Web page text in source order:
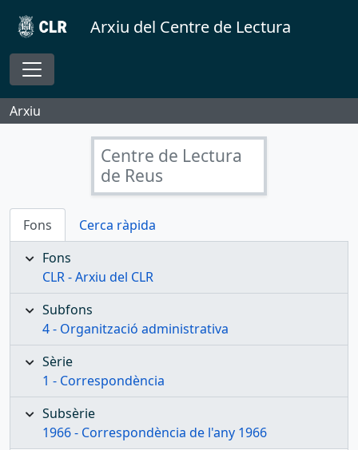
Skip to main content
Arxiu del Centre de Lectura
Toggle navigation
Arxiu
Centre de Lectura
de Reus
Fons
Cerca ràpida
Fons
CLR - Arxiu del CLR
Subfons
4 - Organització administrativa
Sèrie
1 - Correspondència
Subsèrie
1966 - Correspondència de l'any 1966